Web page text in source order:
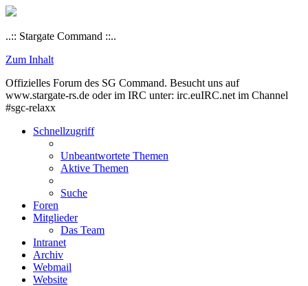
..:: Stargate Command ::..
Zum Inhalt
Offizielles Forum des SG Command. Besucht uns auf
www.stargate-rs.de oder im IRC unter: irc.euIRC.net im Channel
#sgc-relaxx
Schnellzugriff
Unbeantwortete Themen
Aktive Themen
Suche
Foren
Mitglieder
Das Team
Intranet
Archiv
Webmail
Website